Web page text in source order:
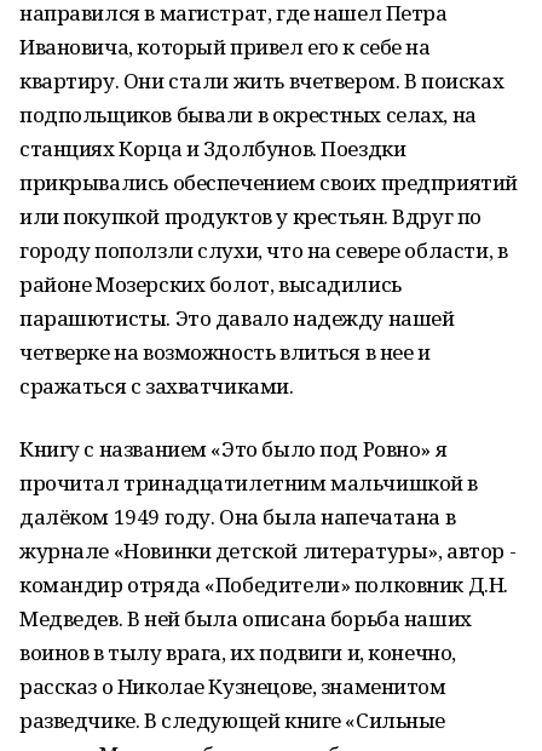
направился в магистрат, где нашел Петра
Ивановича, который привел его к себе на
квартиру. Они стали жить вчетвером. В поисках
подпольщиков бывали в окрестных селах, на
станциях Корца и Здолбунов. Поездки
прикрывались обеспечением своих предприятий
или покупкой продуктов у крестьян. Вдруг по
городу поползли слухи, что на севере области, в
районе Мозерских болот, высадились
парашютисты. Это давало надежду нашей
четверке на возможность влиться в нее и
сражаться с захватчиками.
Книгу с названием «Это было под Ровно» я
прочитал тринадцатилетним мальчишкой в
далёком 1949 году. Она была напечатана в
журнале «Новинки детской литературы», автор -
командир отряда «Победители» полковник Д.Н.
Медведев. В ней была описана борьба наших
воинов в тылу врага, их подвиги и, конечно,
рассказ о Николае Кузнецове, знаменитом
разведчике. В следующей книге «Сильные